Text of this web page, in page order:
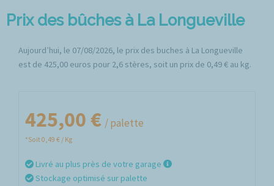
Prix des bûches à La Longueville
Aujourd’hui, le 07/08/2026, le prix des buches à La Longueville
est de 425,00 euros pour 2,6 stères, soit un prix de 0,49 € au kg.
425,00 € / palette
*Soit 0,49 € / Kg
Livré au plus près de votre garage
Stockage optimisé sur palette